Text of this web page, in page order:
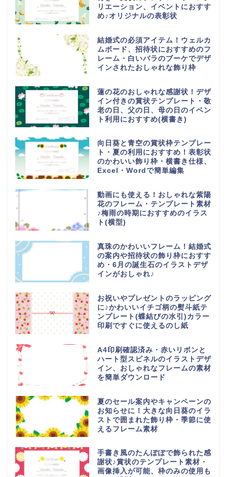
リエーション、イベントにおすす
め♪オリジナルの表彰状
結婚式の必須アイテム！ウェルカ
ムボード、招待状におすすめのフ
レーム・白いバラのブーケでデザ
インされたおしゃれな飾り枠
蓮の花のおしゃれな感謝状！デザ
イン付きの賞状テンプレート・敬
老の日、父の日、母の日のイベン
ト利用におすすめ(横書き)
向日葵と青空の賞状枠テンプレー
ト・夏の利用におすすめ！表彰状
のかわいい飾り枠・横書き仕様、
Excel・Wordで簡単編集
動画にも使える！おしゃれな紫陽
花のフレーム・テンプレート素材
♪梅雨の時期におすすめのイラス
ト(横型)
真珠のかわいいフレーム！結婚式
の案内や招待状の飾り枠におすす
め・6月の誕生石のイラストデザ
インがおしゃれ♪
お祝いやプレゼントのラッピング
に♪かわいいイチゴ柄の熨斗紙テ
ンプレート(蝶結びの水引)カラー
印刷ですぐに使えるのし紙
A4印刷確認済み・赤いリボンと
ハート型スピネルのイラストデザ
イン、おしゃれなフレームの素材
を簡単ダウンロード
夏のセール案内やキャンペーンの
お知らせに！大きな向日葵のイラ
ストで囲まれた飾り枠・季節に使
えるフレーム素材
手書き風のたんぽぽで飾られた感
謝状♪賞状のテンプレート素材・
画像挿入が可能、枠のみの使用も